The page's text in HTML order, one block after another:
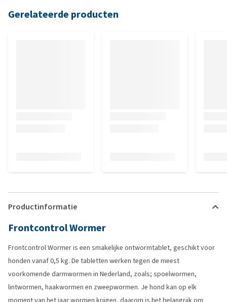
Gerelateerde producten
Productinformatie
Frontcontrol Wormer
Frontcontrol Wormer is een smakelijke ontwormtablet, geschikt voor
honden vanaf 0,5 kg. De tabletten werken tegen de meest
voorkomende darmwormen in Nederland, zoals; spoelwormen,
lintwormen, haakwormen en zweepwormen. Je hond kan op elk